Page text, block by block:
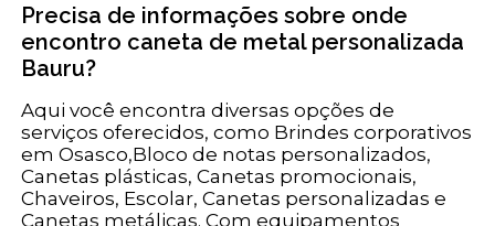
Precisa de informações sobre onde
encontro caneta de metal personalizada
Bauru?
Aqui você encontra diversas opções de
serviços oferecidos, como Brindes corporativos
em Osasco,Bloco de notas personalizados,
Canetas plásticas, Canetas promocionais,
Chaveiros, Escolar, Canetas personalizadas e
Canetas metálicas. Com equipamentos